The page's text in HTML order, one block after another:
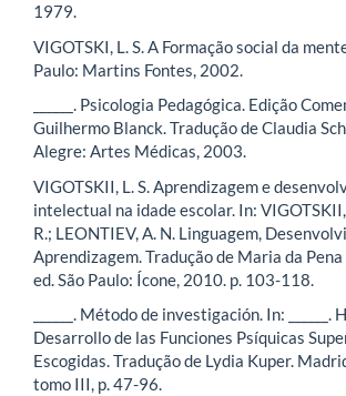
1979.
VIGOTSKI, L. S. A Formação social da
Paulo: Martins Fontes, 2002.
______. Psicologia Pedagógica. Edição
Guilhermo Blanck. Tradução de Claudia
Alegre: Artes Médicas, 2003.
VIGOTSKII, L. S. Aprendizagem e
intelectual na idade escolar. In: VIGOTSKII,
R.; LEONTIEV, A. N. Linguagem,
Aprendizagem. Tradução de Maria da Pena
ed. São Paulo: Ícone, 2010. p. 103-118.
______. Método de investigación. In:
Desarrollo de las Funciones Psíquicas
Escogidas. Tradução de Lydia Kuper.
tomo III, p. 47-96.